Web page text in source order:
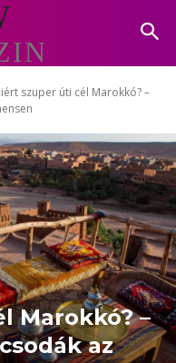
szuper úti cél Marokkó? –
Marokkó? –
az